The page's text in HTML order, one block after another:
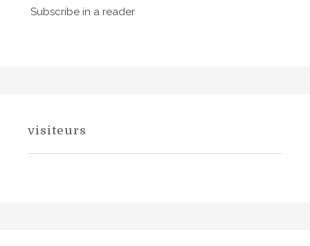
l
Subscribe in a reader
visiteurs